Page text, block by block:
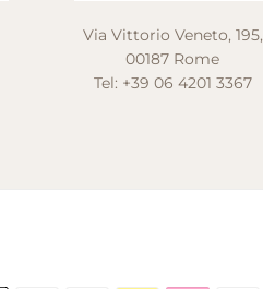
Via Vittorio Veneto, 195,
00187 Rome
Tel: +39 06 4201 3367